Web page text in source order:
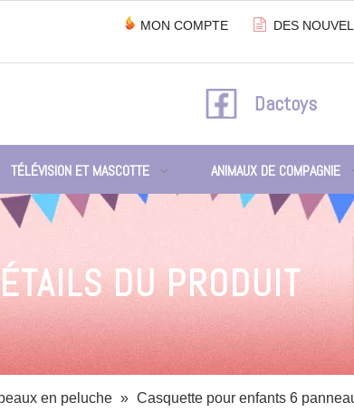
MON COMPTE  DES
Dactoys
TÉLÉVISION ET MASCOTTE ANIMAUX DE COMPAGNIE
DU PRODUIT
en peluche » Casquette pour enfants 6